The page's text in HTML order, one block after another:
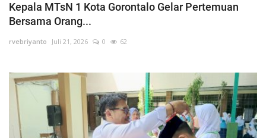
Kepala MTsN 1 Kota Gorontalo Gelar Pertemuan
Bersama Orang...
rvebriyanto Juli 21, 2026 0 62